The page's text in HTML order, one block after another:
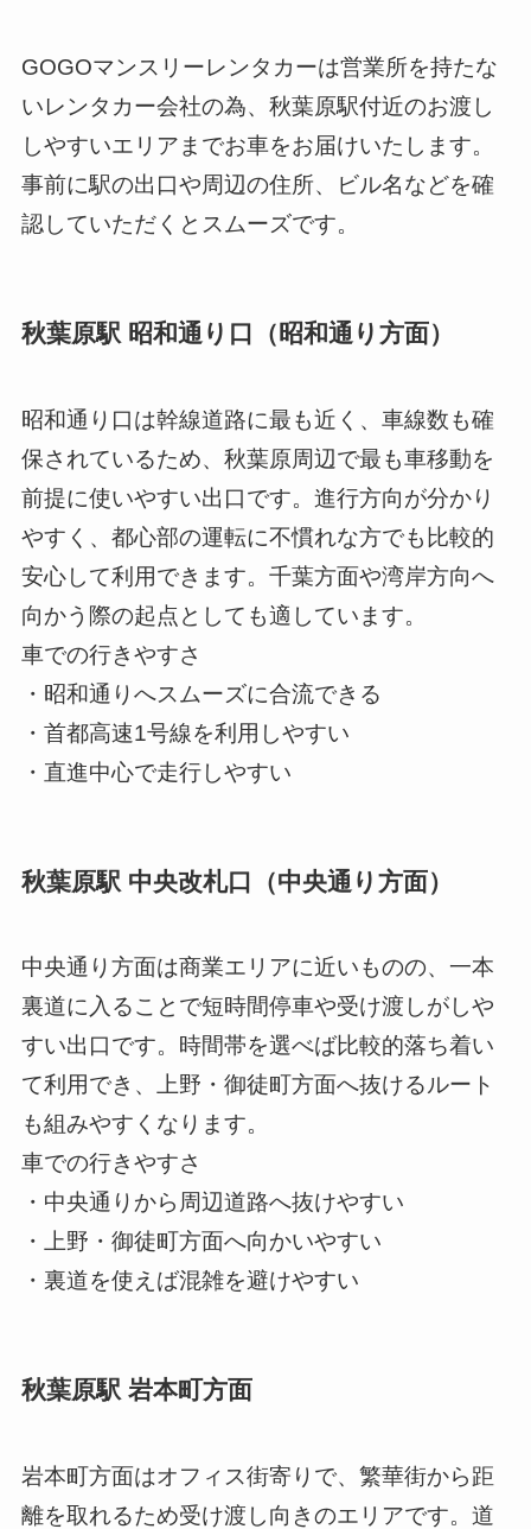
GOGOマンスリーレンタカーは営業所を持たな
いレンタカー会社の為、秋葉原駅付近のお渡し
しやすいエリアまでお車をお届けいたします。
事前に駅の出口や周辺の住所、ビル名などを確
認していただくとスムーズです。
秋葉原駅 昭和通り口（昭和通り方面）
昭和通り口は幹線道路に最も近く、車線数も確
保されているため、秋葉原周辺で最も車移動を
前提に使いやすい出口です。進行方向が分かり
やすく、都心部の運転に不慣れな方でも比較的
安心して利用できます。千葉方面や湾岸方向へ
向かう際の起点としても適しています。
車での行きやすさ
・昭和通りへスムーズに合流できる
・首都高速1号線を利用しやすい
・直進中心で走行しやすい
秋葉原駅 中央改札口（中央通り方面）
中央通り方面は商業エリアに近いものの、一本
裏道に入ることで短時間停車や受け渡しがしや
すい出口です。時間帯を選べば比較的落ち着い
て利用でき、上野・御徒町方面へ抜けるルート
も組みやすくなります。
車での行きやすさ
・中央通りから周辺道路へ抜けやすい
・上野・御徒町方面へ向かいやすい
・裏道を使えば混雑を避けやすい
秋葉原駅 岩本町方面
岩本町方面はオフィス街寄りで、繁華街から距
離を取れるため受け渡し向きのエリアです。道